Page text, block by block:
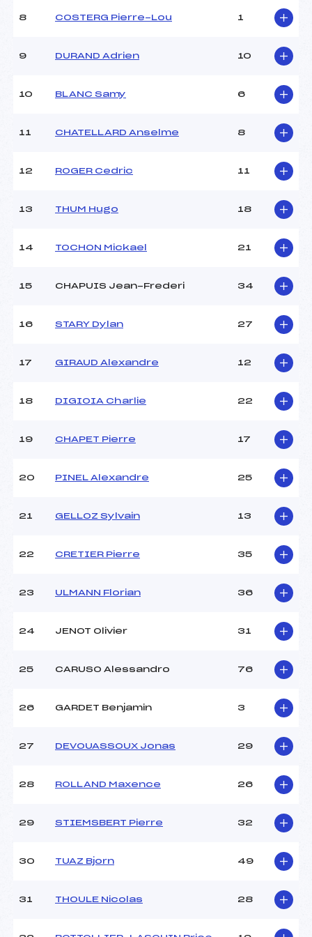
Ouvreurs B :
VALLEROY NOELIE (FRA)
(FRA)
Ouvreurs D :
CLAREY JOHAN (FRA)
THOMAS (FRA)
Dure
MANCHE 2
Heure de départ :
Ouvreurs D :
-10
-7
8 COSTERG Pierre-Lou 1
9 DURAND Adrien 10
10 BLANC Samy 6
11 CHATELLARD Anselme 8
12 ROGER Cedric 11
13 THUM Hugo 18
14 TOCHON Mickael 21
15 CHAPUIS Jean-Frederi 34
16 STARY Dylan 27
17 GIRAUD Alexandre 12
18 DIGIOIA Charlie 22
19 CHAPET Pierre 17
20 PINEL Alexandre 25
21 GELLOZ Sylvain 13
22 CRETIER Pierre 35
23 ULMANN Florian 36
24 JENOT Olivier 31
25 CARUSO Alessandro 76
26 GARDET Benjamin 3
27 DEVOUASSOUX Jonas 29
28 ROLLAND Maxence 26
29 STIEMSBERT Pierre 32
30 TUAZ Bjorn 49
31 THOULE Nicolas 28